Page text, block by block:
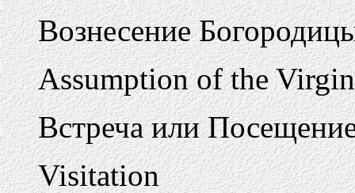
Вознесение
Assumption of the Virgin
Встреча или
Visitation